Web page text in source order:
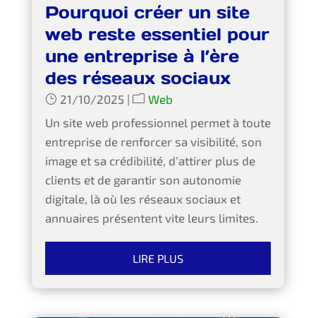
Pourquoi créer un site
web reste essentiel pour
une entreprise à l’ère
des réseaux sociaux
21/10/2025 |
Web
Un site web professionnel permet à toute
entreprise de renforcer sa visibilité, son
image et sa crédibilité, d’attirer plus de
clients et de garantir son autonomie
digitale, là où les réseaux sociaux et
annuaires présentent vite leurs limites.
LIRE PLUS